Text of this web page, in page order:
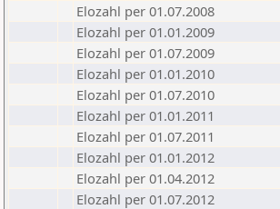
Elozahl per 01.07.2008
Elozahl per 01.01.2009
Elozahl per 01.07.2009
Elozahl per 01.01.2010
Elozahl per 01.07.2010
Elozahl per 01.01.2011
Elozahl per 01.07.2011
Elozahl per 01.01.2012
Elozahl per 01.04.2012
Elozahl per 01.07.2012